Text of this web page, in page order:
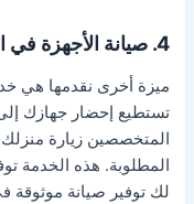
4. صيانة الأجهزة في المنزل
ميزة أخرى نقدمها هي
تستطيع إحضار جهازك إلى
المتخصصين زيارة
المطلوبة. هذه الخدمة
لك توفير صيانة موثوقة